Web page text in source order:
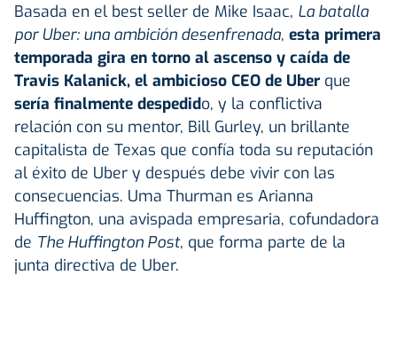
Basada en el best seller de Mike Isaac, La batalla
por Uber: una ambición desenfrenada, esta primera
temporada gira en torno al ascenso y caída de
Travis Kalanick, el ambicioso CEO de Uber que
sería finalmente despedido, y la conflictiva
relación con su mentor, Bill Gurley, un brillante
capitalista de Texas que confía toda su reputación
al éxito de Uber y después debe vivir con las
consecuencias. Uma Thurman es Arianna
Huffington, una avispada empresaria, cofundadora
de The Huffington Post, que forma parte de la
junta directiva de Uber.